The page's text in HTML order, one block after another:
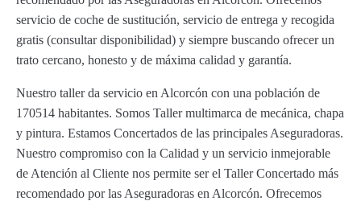
servicio de coche de sustitución, servicio de entrega y recogida
gratis (consultar disponibilidad) y siempre buscando ofrecer un
trato cercano, honesto y de máxima calidad y garantía.
Nuestro taller da servicio en Alcorcón con una población de
170514 habitantes. Somos Taller multimarca de mecánica, chapa
y pintura. Estamos Concertados de las principales Aseguradoras.
Nuestro compromiso con la Calidad y un servicio inmejorable
de Atención al Cliente nos permite ser el Taller Concertado más
recomendado por las Aseguradoras en Alcorcón. Ofrecemos